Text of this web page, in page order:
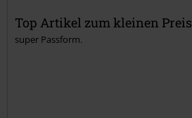
Kommentar jetzt abschicken!
Top Artikel zum kleinen Preis
super Passform.